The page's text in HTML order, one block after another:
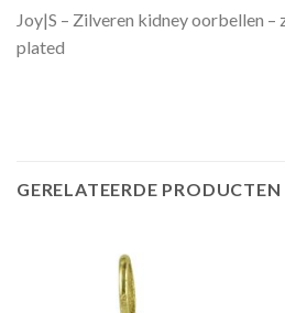
Joy|S – Zilveren kidney oorbellen
plated
GERELATEERDE PRODUCTEN